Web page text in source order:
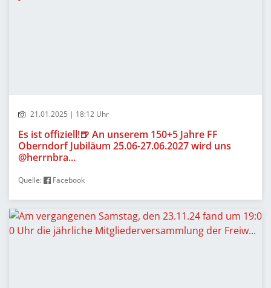
21.01.2025 | 18:12 Uhr
Es ist offiziell!🍺 An unserem 150+5 Jahre FF
Oberndorf Jubiläum 25.06-27.06.2027 wird uns
@herrnbra...
Quelle: Facebook